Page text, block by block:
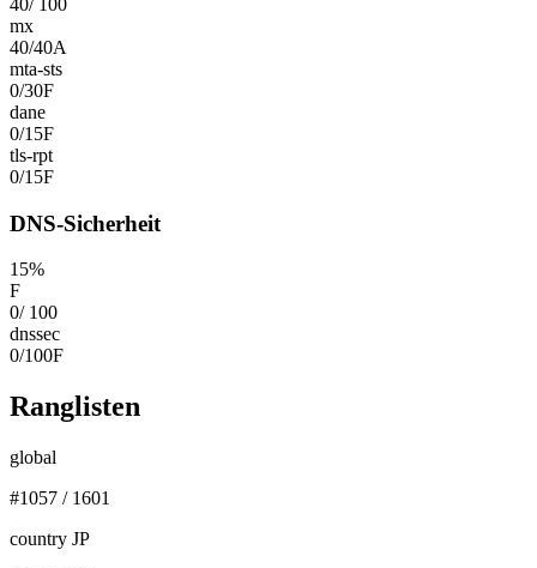
mx
40/40A
mta-sts
0/30F
dane
0/15F
tls-rpt
0/15F
DNS-Sicherheit
15%
F
0/ 100
dnssec
0/100F
Ranglisten
global
#1057 / 1601
country JP